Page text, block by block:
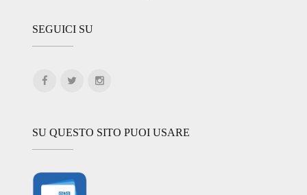
SEGUICI SU
SU QUESTO SITO PUOI USARE